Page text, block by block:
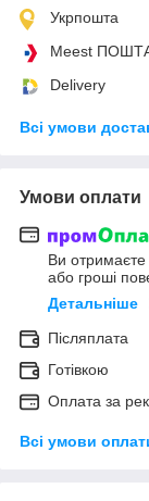
Укрпошта
Meest
Delivery
Всі умови
Умови оплати
Ви
або гроші
Детальніше
Післяплата
Готівкою
Оплата за
Всі умови